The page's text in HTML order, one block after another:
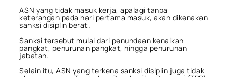
ASN yang tidak masuk kerja, apalagi tanpa
keterangan pada hari pertama masuk, akan dikenakan
sanksi disiplin berat.
Sanksi tersebut mulai dari penundaan kenaikan
pangkat, penurunan pangkat, hingga penurunan
jabatan.
Selain itu, ASN yang terkena sanksi disiplin juga tidak